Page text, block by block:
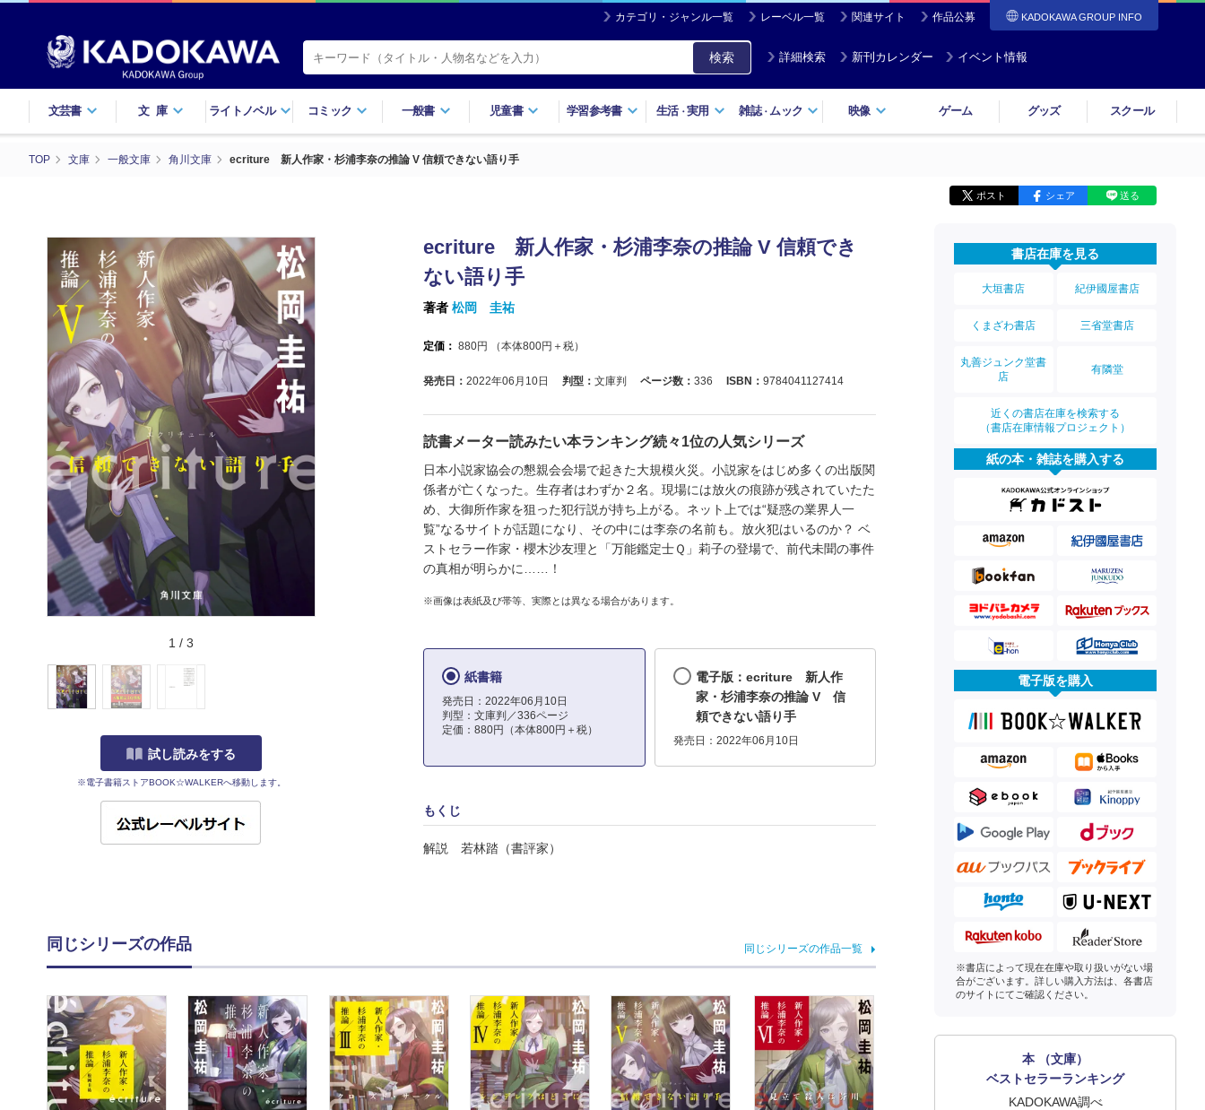
カテゴリ・ジャンル一覧 レーベル一覧 関連サイト 作品公募 KADOKAWA GROUP INFO
検索 詳細検索 新刊カレンダー イベント情報
文芸書 文庫 ライトノベル コミック 一般書 児童書 学習参考書 生活・実用 雑誌・ ムック 映像 ゲーム グッズ スクール
TOP 文庫 一般文庫 角川文庫 ecriture 新人作家・杉浦李奈の推論 V 信頼できない語り手
ポスト シェア 送る
1 / 3
試し読みをする
※電子書籍ストアBOOK☆WALKERへ移動します。
ecriture 新人作家・杉浦李奈の推論 V 信頼でき
ない語り手
著者 松岡 圭祐
定価： 880円 （本体800円＋税）
発売日： 2022年06月10日 判型： 文庫判 ページ数： 336 ISBN： 9784041127414
読書メーター読みたい本ランキング続々1位の人気シリーズ
日本小説家協会の懇親会会場で起きた大規模火災。小説家をはじめ多くの出版関
係者が亡くなった。生存者はわずか２名。現場には放火の痕跡が残されていたた
め、大御所作家を狙った犯行説が持ち上がる。ネット上では“疑惑の業界人一
覧”なるサイトが話題になり、その中には李奈の名前も。放火犯はいるのか？ ベ
ストセラー作家・櫻木沙友理と「万能鑑定士Ｑ」莉子の登場で、前代未聞の事件
の真相が明らかに……！
※画像は表紙及び帯等、実際とは異なる場合があります。
紙書籍
発売日：2022年06月10日
判型：文庫判／336ページ
定価：880円（本体800円＋税）
電子版：ecriture 新人作
家・杉浦李奈の推論 V 信
頼できない語り手
発売日：2022年06月10日
もくじ
解説 若林踏（書評家）
同じシリーズの作品 同じシリーズの作品一覧
書店在庫を見る
大垣書店 紀伊國屋書店
くまざわ書店 三省堂書店
丸善ジュンク堂書
店
有隣堂
近くの書店在庫を検索する
（書店在庫情報プロジェクト）
紙の本・雑誌を購入する
電子版を購入
※書店によって現在在庫や取り扱いがない場
合がございます。詳しい購入方法は、各書店
のサイトにてご確認ください。
本 （文庫）
ベストセラーランキング
KADOKAWA調べ